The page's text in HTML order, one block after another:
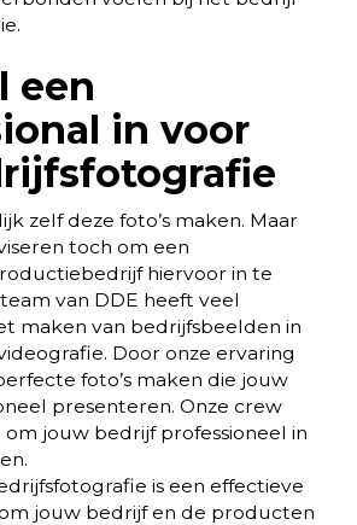
een
in voor
zelf deze foto’s maken. Maar
toch om een
hiervoor in te
van DDE heeft veel
maken van bedrijfsbeelden in
Door onze ervaring
foto’s maken die jouw
presenteren. Onze crew
jouw bedrijf professioneel in
is een effectieve
jouw bedrijf en de producten